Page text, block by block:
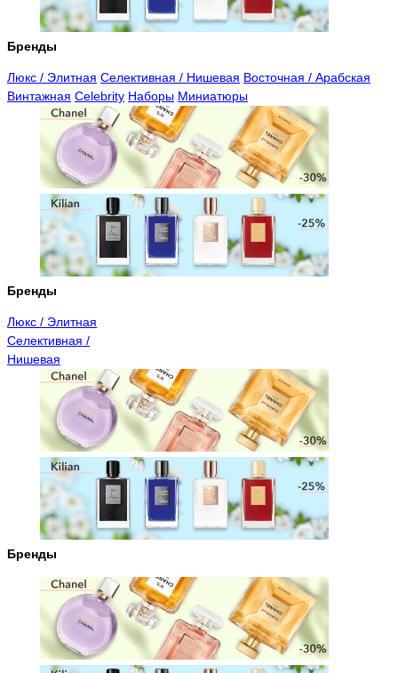
Бренды
Люкс / Элитная Селективная / Нишевая Восточная / Арабская
Винтажная Celebrity Наборы Миниатюры
Бренды
Люкс / Элитная
Селективная /
Нишевая
Бренды